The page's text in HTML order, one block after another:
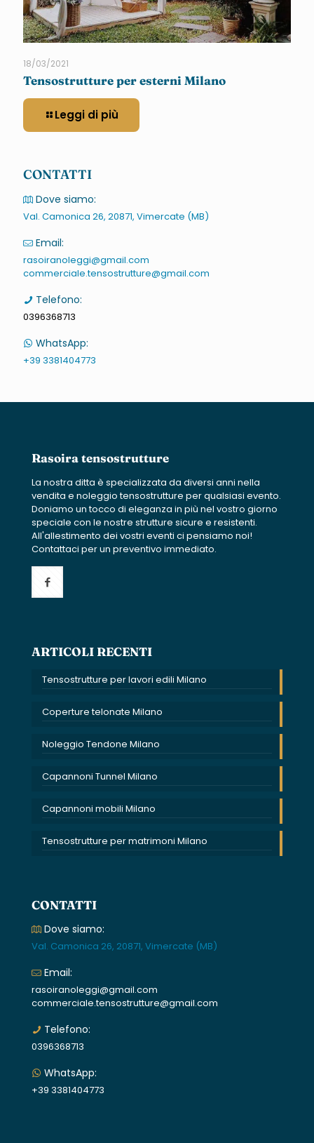
18/03/2021
Tensostrutture per esterni Milano
Leggi di più
CONTATTI
Dove siamo:
Val. Camonica 26, 20871, Vimercate (MB)
Email:
rasoiranoleggi@gmail.com
commerciale.tensostrutture@gmail.com
Telefono:
0396368713
WhatsApp:
+39 3381404773
Rasoira tensostrutture
La nostra ditta è specializzata da diversi anni nella
vendita e noleggio tensostrutture per qualsiasi evento.
Doniamo un tocco di eleganza in più nel vostro giorno
speciale con le nostre strutture sicure e resistenti.
All'allestimento dei vostri eventi ci pensiamo noi!
Contattaci per un preventivo immediato.
ARTICOLI RECENTI
Tensostrutture per lavori edili Milano
Coperture telonate Milano
Noleggio Tendone Milano
Capannoni Tunnel Milano
Capannoni mobili Milano
Tensostrutture per matrimoni Milano
CONTATTI
Dove siamo:
Val. Camonica 26, 20871, Vimercate (MB)
Email:
rasoiranoleggi@gmail.com
commerciale.tensostrutture@gmail.com
Telefono:
0396368713
WhatsApp:
+39 3381404773